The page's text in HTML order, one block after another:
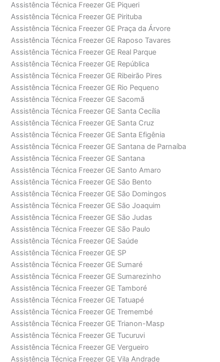
Assistência Técnica Freezer GE Piqueri
Assistência Técnica Freezer GE Pirituba
Assistência Técnica Freezer GE Praça da Árvore
Assistência Técnica Freezer GE Raposo Tavares
Assistência Técnica Freezer GE Real Parque
Assistência Técnica Freezer GE República
Assistência Técnica Freezer GE Ribeirão Pires
Assistência Técnica Freezer GE Rio Pequeno
Assistência Técnica Freezer GE Sacomã
Assistência Técnica Freezer GE Santa Cecília
Assistência Técnica Freezer GE Santa Cruz
Assistência Técnica Freezer GE Santa Efigênia
Assistência Técnica Freezer GE Santana de Parnaíba
Assistência Técnica Freezer GE Santana
Assistência Técnica Freezer GE Santo Amaro
Assistência Técnica Freezer GE São Bento
Assistência Técnica Freezer GE São Domingos
Assistência Técnica Freezer GE São Joaquim
Assistência Técnica Freezer GE São Judas
Assistência Técnica Freezer GE São Paulo
Assistência Técnica Freezer GE Saúde
Assistência Técnica Freezer GE SP
Assistência Técnica Freezer GE Sumaré
Assistência Técnica Freezer GE Sumarezinho
Assistência Técnica Freezer GE Tamboré
Assistência Técnica Freezer GE Tatuapé
Assistência Técnica Freezer GE Tremembé
Assistência Técnica Freezer GE Trianon-Masp
Assistência Técnica Freezer GE Tucuruvi
Assistência Técnica Freezer GE Vergueiro
Assistência Técnica Freezer GE Vila Andrade